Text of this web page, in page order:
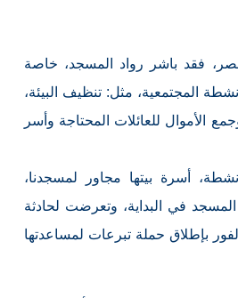
فقد باشر رواد المسجد، خاصة
المجتمعية، مثل: تنظيف البيئة،
الأموال للعائلات المحتاجة وأسر
أسرة بيتها مجاور لمسجدنا،
في البداية، وتعرضت لحادثة
بإطلاق حملة تبرعات لمساعدتها